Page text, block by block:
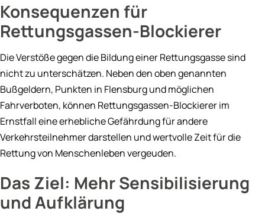
Konsequenzen für
Rettungsgassen-Blockierer
Die Verstöße gegen die Bildung einer Rettungsgasse sind
nicht zu unterschätzen. Neben den oben genannten
Bußgeldern, Punkten in Flensburg und möglichen
Fahrverboten, können Rettungsgassen-Blockierer im
Ernstfall eine erhebliche Gefährdung für andere
Verkehrsteilnehmer darstellen und wertvolle Zeit für die
Rettung von Menschenleben vergeuden.
Das Ziel: Mehr Sensibilisierung
und Aufklärung